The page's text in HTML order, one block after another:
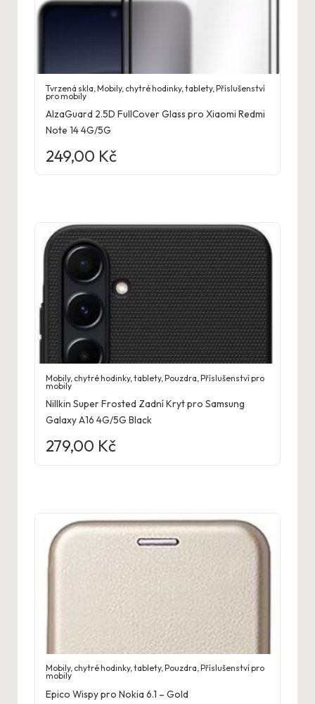
Tvrzená skla ,Mobily, chytré hodinky, tablety,Příslušenství
pro mobily
AlzaGuard 2.5D FullCover Glass pro Xiaomi Redmi
Note 14 4G/5G
249,00 Kč
Mobily, chytré hodinky, tablety,Pouzdra ,Příslušenství pro
mobily
Nillkin Super Frosted Zadní Kryt pro Samsung
Galaxy A16 4G/5G Black
279,00 Kč
Mobily, chytré hodinky, tablety,Pouzdra,Příslušenství pro
mobily
Epico Wispy pro Nokia 6.1 – Gold